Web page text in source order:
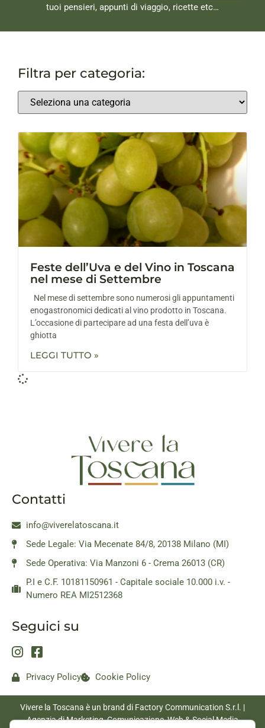
tuoi pensieri, appunti di viaggio, ricette etc…
Filtra per categoria:
Feste dell’Uva e del Vino in Toscana
nel mese di Settembre
Nel mese di settembre sono numerosi gli appuntamenti
enogastronomici dedicati al vino prodotto in Toscana.
L’occasione di partecipare ad una festa dell’uva è
ghiotta
LEGGI TUTTO »
Contatti
info@viverelatoscana.it
Sede Legale: Via Mecenate 84/8, 20138 Milano (MI)
Sede Operativa: Via Manzoni 6 - Crema 26013 (CR)
P.I e C.F. 10181150961 - Capitale sociale 10.000 i.v. -
Numero REA MI2512368
Seguici su
Privacy Policy Cookie Policy
Vivere la Toscana è un brand di Factory Communication S.r.l. |
Agenzia di Marketing, Comunicazione, Web & Social Media